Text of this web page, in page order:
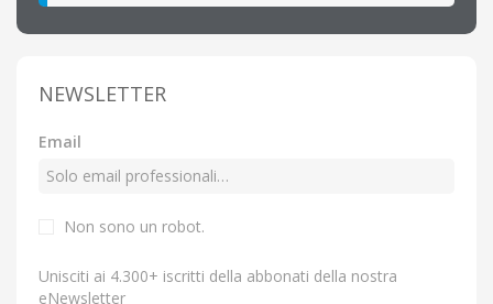
NEWSLETTER
Email
Non sono un robot.
Unisciti ai 4.300+ iscritti della abbonati della nostra
eNewsletter